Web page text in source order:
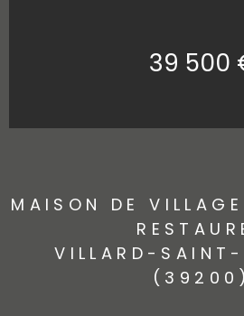
39 500
MAISON DE
VILLARD-SAINT-
(39200)